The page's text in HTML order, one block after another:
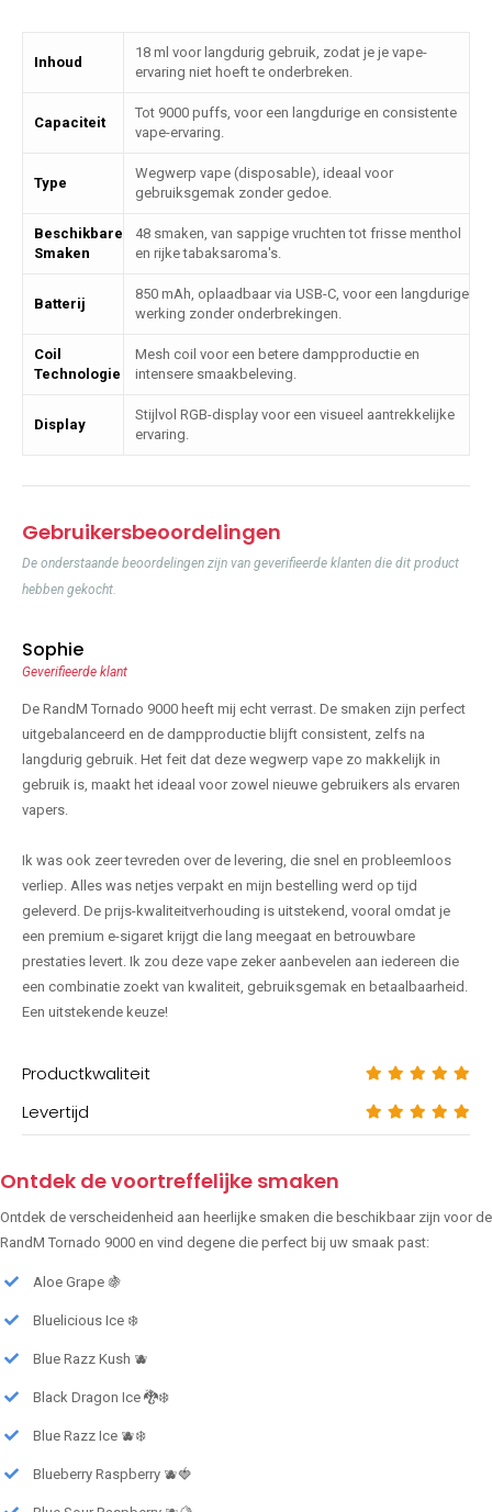
Inhoud
18 ml voor langdurig gebruik, zodat je je vape-
ervaring niet hoeft te onderbreken.
Capaciteit
Tot 9000 puffs, voor een langdurige en consistente
vape-ervaring.
Type
Wegwerp vape (disposable), ideaal voor
gebruiksgemak zonder gedoe.
Beschikbare
Smaken
48 smaken, van sappige vruchten tot frisse menthol
en rijke tabaksaroma's.
Batterij
850 mAh, oplaadbaar via USB-C, voor een langdurige
werking zonder onderbrekingen.
Coil
Technologie
Mesh coil voor een betere dampproductie en
intensere smaakbeleving.
Display
Stijlvol RGB-display voor een visueel aantrekkelijke
ervaring.
Gebruikersbeoordelingen
De onderstaande beoordelingen zijn van geverifieerde klanten die dit product
hebben gekocht.
Sophie
Geverifieerde klant
De RandM Tornado 9000 heeft mij echt verrast. De smaken zijn perfect
uitgebalanceerd en de dampproductie blijft consistent, zelfs na
langdurig gebruik. Het feit dat deze wegwerp vape zo makkelijk in
gebruik is, maakt het ideaal voor zowel nieuwe gebruikers als ervaren
vapers.
Ik was ook zeer tevreden over de levering, die snel en probleemloos
verliep. Alles was netjes verpakt en mijn bestelling werd op tijd
geleverd. De prijs-kwaliteitverhouding is uitstekend, vooral omdat je
een premium e-sigaret krijgt die lang meegaat en betrouwbare
prestaties levert. Ik zou deze vape zeker aanbevelen aan iedereen die
een combinatie zoekt van kwaliteit, gebruiksgemak en betaalbaarheid.
Een uitstekende keuze!
Productkwaliteit
Levertijd
Ontdek de voortreffelijke smaken
Ontdek de verscheidenheid aan heerlijke smaken die beschikbaar zijn voor de
RandM Tornado 9000 en vind degene die perfect bij uw smaak past:
Aloe Grape 🍇
Bluelicious Ice ❄️
Blue Razz Kush 🫐
Black Dragon Ice 🐉❄️
Blue Razz Ice 🫐❄️
Blueberry Raspberry 🫐🍓